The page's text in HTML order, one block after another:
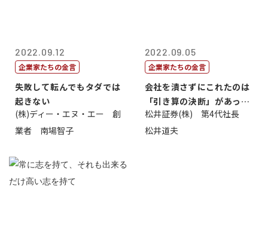
2022.09.12
企業家たちの金言
失敗して転んでもタダでは
起きない
(株)ディー・エヌ・エー 創
業者 南場智子
2022.09.05
企業家たちの金言
会社を潰さずにこれたのは
「引き算の決断」があった
から
松井証券(株) 第4代社長
松井道夫